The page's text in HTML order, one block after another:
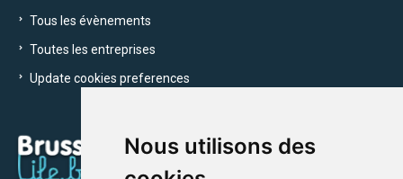
Nous utilisons des
Tous les évènements
Toutes les entreprises
Update cookies preferences